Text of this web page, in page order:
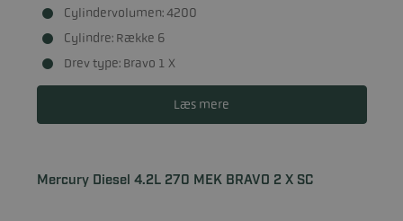
Cylindervolumen: 4200
Cylindre: Række 6
Drev type: Bravo 1 X
Læs mere
Mercury Diesel 4.2L 270 MEK BRAVO 2 X SC